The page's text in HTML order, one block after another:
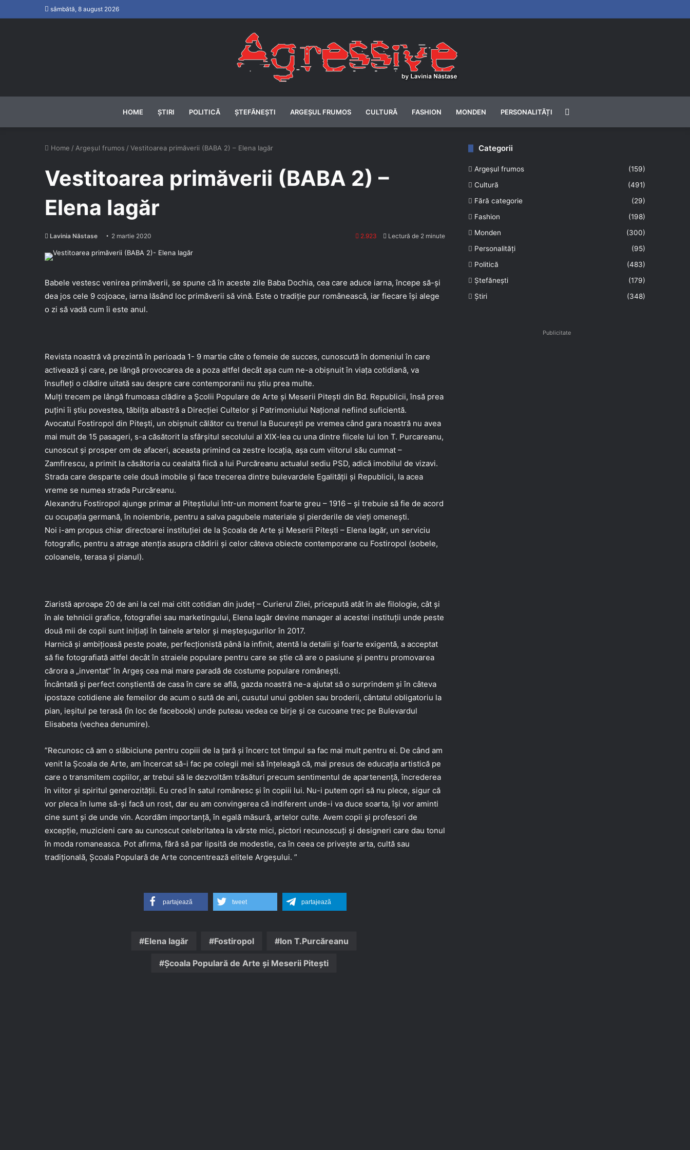
sâmbătă, 8 august 2026
HOME ȘTIRI POLITICĂ ȘTEFĂNEȘTI ARGEȘUL FRUMOS CULTURĂ FASHION MONDEN PERSONALITĂȚI
Home / Argeșul frumos / Vestitoarea primăverii (BABA 2) – Elena Iagăr
Vestitoarea primăverii (BABA 2) –
Elena Iagăr
Lavinia Năstase 2 martie 2020 2.923 Lectură de 2 minute
Babele vestesc venirea primăverii, se spune că în aceste zile Baba Dochia, cea care aduce iarna, începe să-și
dea jos cele 9 cojoace, iarna lăsând loc primăverii să vină. Este o tradiție pur românească, iar fiecare își alege
o zi să vadă cum îi este anul.
Revista noastră vă prezintă în perioada 1- 9 martie câte o femeie de succes, cunoscută în domeniul în care
activează și care, pe lângă provocarea de a poza altfel decât așa cum ne-a obișnuit în viața cotidiană, va
însufleți o clădire uitată sau despre care contemporanii nu știu prea multe.
Mulți trecem pe lângă frumoasa clădire a Școlii Populare de Arte și Meserii Pitești din Bd. Republicii, însă prea
puțini îi știu povestea, tăblița albastră a Direcției Cultelor și Patrimoniului Național nefiind suficientă.
Avocatul Fostiropol din Pitești, un obișnuit călător cu trenul la București pe vremea când gara noastră nu avea
mai mult de 15 pasageri, s-a căsătorit la sfârșitul secolului al XIX-lea cu una dintre fiicele lui Ion T. Purcareanu,
cunoscut și prosper om de afaceri, aceasta primind ca zestre locația, așa cum viitorul său cumnat –
Zamfirescu, a primit la căsătoria cu cealaltă fiică a lui Purcăreanu actualul sediu PSD, adică imobilul de vizavi.
Strada care desparte cele două imobile și face trecerea dintre bulevardele Egalității și Republicii, la acea
vreme se numea strada Purcăreanu.
Alexandru Fostiropol ajunge primar al Piteștiului într-un moment foarte greu – 1916 – și trebuie să fie de acord
cu ocupația germană, în noiembrie, pentru a salva pagubele materiale și pierderile de vieți omenești.
Noi i-am propus chiar directoarei instituției de la Școala de Arte și Meserii Pitești – Elena Iagăr, un serviciu
fotografic, pentru a atrage atenția asupra clădirii și celor câteva obiecte contemporane cu Fostiropol (sobele,
coloanele, terasa și pianul).
Ziaristă aproape 20 de ani la cel mai citit cotidian din județ – Curierul Zilei, pricepută atât în ale filologie, cât și
în ale tehnicii grafice, fotografiei sau marketingului, Elena Iagăr devine manager al acestei instituții unde peste
două mii de copii sunt inițiați în tainele artelor și meșteșugurilor în 2017.
Harnică și ambițioasă peste poate, perfecționistă până la infinit, atentă la detalii și foarte exigentă, a acceptat
să fie fotografiată altfel decât în straiele populare pentru care se știe că are o pasiune și pentru promovarea
cărora a „inventat” în Argeș cea mai mare paradă de costume populare românești.
Încântată și perfect conștientă de casa în care se află, gazda noastră ne-a ajutat să o surprindem și în câteva
ipostaze cotidiene ale femeilor de acum o sută de ani, cusutul unui goblen sau broderii, cântatul obligatoriu la
pian, ieșitul pe terasă (în loc de facebook) unde puteau vedea ce birje și ce cucoane trec pe Bulevardul
Elisabeta (vechea denumire).
”Recunosc că am o slăbiciune pentru copiii de la țară și încerc tot timpul sa fac mai mult pentru ei. De când am
venit la Școala de Arte, am încercat să-i fac pe colegii mei să înțeleagă că, mai presus de educația artistică pe
care o transmitem copiilor, ar trebui să le dezvoltăm trăsături precum sentimentul de apartenență, încrederea
în viitor și spiritul generozității. Eu cred în satul românesc și în copiii lui. Nu-i putem opri să nu plece, sigur că
vor pleca în lume să-și facă un rost, dar eu am convingerea că indiferent unde-i va duce soarta, își vor aminti
cine sunt și de unde vin. Acordăm importanță, în egală măsură, artelor culte. Avem copii și profesori de
excepție, muzicieni care au cunoscut celebritatea la vârste mici, pictori recunoscuți și designeri care dau tonul
în moda romaneasca. Pot afirma, fără să par lipsită de modestie, ca în ceea ce privește arta, cultă sau
tradițională, Școala Populară de Arte concentrează elitele Argeșului. ”
partajează tweet partajează
Elena Iagăr Fostiropol Ion T.Purcăreanu
Școala Populară de Arte și Meserii Pitești
Categorii
Argeșul frumos
(159)
Cultură
(491)
Fără categorie
(29)
Fashion
(198)
Monden
(300)
Personalități
(95)
Politică
(483)
Ștefănești
(179)
Știri
(348)
Publicitate